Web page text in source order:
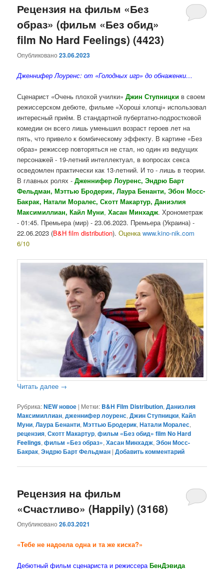
Рецензия на фильм «Без
образ» (фильм «Без обид»
film No Hard Feelings) (4423)
Опубликовано23.06.2023
Дженнифер Лоуренс: от «Голодных игр» до обнаженки…
Сценарист «Очень плохой училки»Джин Ступницки в своем
режиссерском дебюте, фильме «Хороші хлопці» использовал
интересный приём. В стандартной пубертатно-подростковой
комедии он всего лишь уменьшил возраст героев лет на
пять, что привело к бомбическому эффекту. В картине «Без
образ» режиссер повторяться не стал, но один из ведущих
персонажей - 19-летний интеллектуал, в вопросах секса
осведомлен практически как 13-летний. И то - лишь в теории.
В главных ролях -Дженнифер Лоуренс, Эндрю Барт
Фельдман, Мэттью Бродерик, Лаура Бенанти, Эбон Мосс-
Бакрак, Натали Моралес, Скотт Макартур, Даниэлия
Максимиллиан, Кайл Муни,Хасан Минхадж. Хронометраж
- 01:45. Премьера (мир) - 23.06.2023. Премьера (Украина) -
22.06.2023 (B&H film distribution).Оценкаwww.kino-nik.com
6/10
Читать далее →
Рубрика:NEW новое | Метки: B&H Film Distribution,Даниэлия
Максимиллиан,дженнифер лоуренс,Джин Ступницки,Кайл
Муни,Лаура Бенанти,Мэттью Бродерик,Натали Моралес,
рецензия,Скотт Макартур,фильм «Без обид» film No Hard
Feelings,фильм «Без образ»,Хасан Минхадж,Эбон Мосс-
Бакрак,Эндрю Барт Фельдман |Добавить комментарий
Рецензия на фильм
«Счастливо» (Happily) (3168)
Опубликовано26.03.2021
«Тебе не надоела одна и та же киска?»
Дебютный фильм сценариста и режиссераБенДэвида